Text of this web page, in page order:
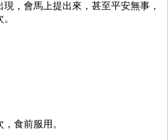
，會馬上提出來，甚至平安無事，
食前服用。